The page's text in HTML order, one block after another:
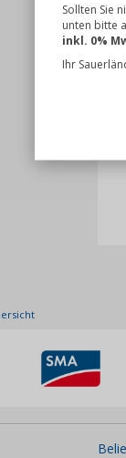
Sollten Sie
unten bitte
inkl. 0%
Ihr